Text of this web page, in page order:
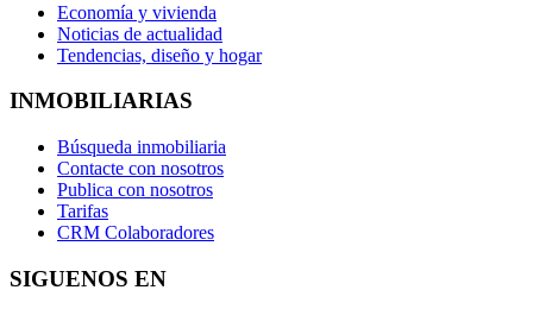
Economía y vivienda
Noticias de actualidad
Tendencias, diseño y hogar
INMOBILIARIAS
Búsqueda inmobiliaria
Contacte con nosotros
Publica con nosotros
Tarifas
CRM Colaboradores
SIGUENOS EN